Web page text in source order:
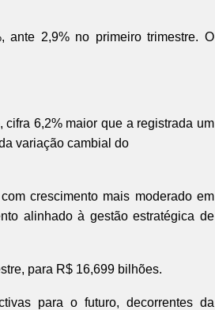
2,9% no primeiro trimestre. O
6,2% maior que a registrada um
variação cambial do
crescimento mais moderado em
alinhado à gestão estratégica de
para R$ 16,699 bilhões.
para o futuro, decorrentes da